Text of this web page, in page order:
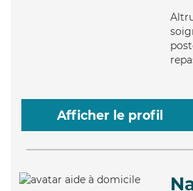
Afficher le profil